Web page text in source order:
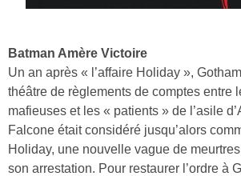
Batman Amère Victoire
Un an après « l’affaire Holiday »,
théâtre de règlements de comptes entre
mafieuses et les « patients » de l’asile
Falcone était considéré jusqu’alors
Holiday, une nouvelle vague de
son arrestation. Pour restaurer l’ordre à